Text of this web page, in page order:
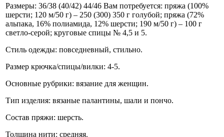
Размеры: 36/38 (40/42) 44/46 Вам потребуется: пряжа (100%
шерсти; 120 м/50 г) – 250 (300) 350 г голубой; пряжа (72%
альпака, 16% полиамида, 12% шерсти; 190 м/50 г) – 100 г
светло-серой; круговые спицы № 4,5 и 5.
Стиль одежды: повседневный, стильно.
Размер крючка/спицы/вилки: 4-5.
Основные рубрики: вязание для женщин.
Тип изделия: вязаные палантины, шали и пончо.
Состав пряжи: шерсть.
Толщина нити: средняя.